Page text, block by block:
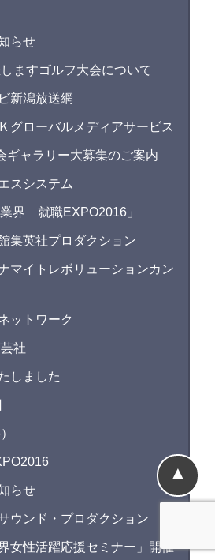
らせ
ますゴルフ大会について
新潟放送網
ローバルメディアサービス
ギャラリー大募集のご案内
スシステム
界 就職EXPO2016」
集英社プロダクション
マイトレボリューションカン
ットワーク
社
しました
らせ
ウンド・プロダクション
女性活躍応援セミナー」開催
▲